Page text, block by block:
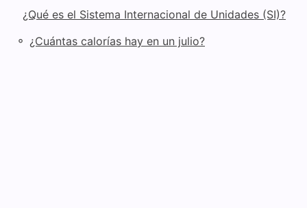
¿Qué es el Sistema Internacional de Unidades (SI)?
◦ ¿Cuántas calorías hay en un julio?